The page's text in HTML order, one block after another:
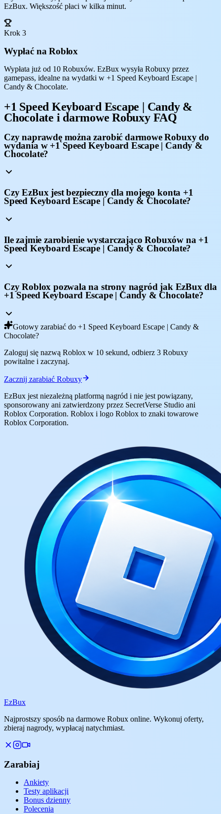
EzBux. Większość płaci w kilka minut.
Krok 3
Wypłać na Roblox
Wypłata już od 10 Robuxów. EzBux wysyła Robuxy przez
gamepass, idealne na wydatki w +1 Speed Keyboard Escape |
Candy & Chocolate.
+1 Speed Keyboard Escape | Candy &
Chocolate i darmowe Robuxy FAQ
Czy naprawdę można zarobić darmowe Robuxy do
wydania w +1 Speed Keyboard Escape | Candy &
Chocolate?
Czy EzBux jest bezpieczny dla mojego konta +1
Speed Keyboard Escape | Candy & Chocolate?
Ile zajmie zarobienie wystarczająco Robuxów na +1
Speed Keyboard Escape | Candy & Chocolate?
Czy Roblox pozwala na strony nagród jak EzBux dla
+1 Speed Keyboard Escape | Candy & Chocolate?
Gotowy zarabiać do +1 Speed Keyboard Escape | Candy &
Chocolate?
Zaloguj się nazwą Roblox w 10 sekund, odbierz 3 Robuxy
powitalne i zaczynaj.
Zacznij zarabiać Robuxy
EzBux jest niezależną platformą nagród i nie jest powiązany,
sponsorowany ani zatwierdzony przez SecretVerse Studio ani
Roblox Corporation. Roblox i logo Roblox to znaki towarowe
Roblox Corporation.
EzBux
Najprostszy sposób na darmowe Robux online. Wykonuj oferty,
zbieraj nagrody, wypłacaj natychmiast.
Zarabiaj
Ankiety
Testy aplikacji
Bonus dzienny
Polecenia